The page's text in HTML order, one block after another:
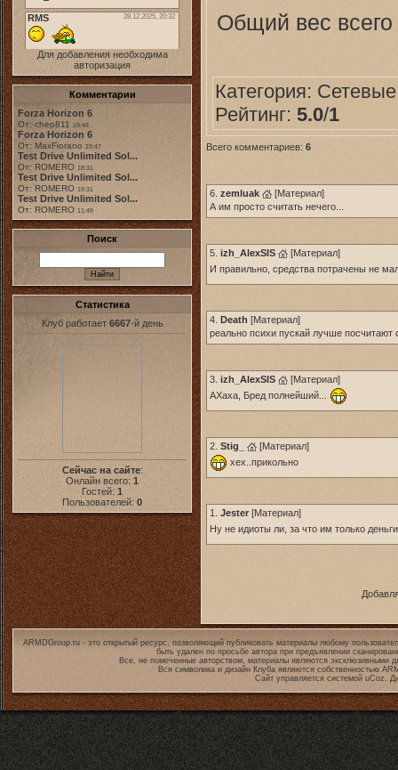
Для добавления необходима
авторизация
Комментарии
Forza Horizon 6
От: chep811 19:48
Forza Horizon 6
От: MaxFiorano 23:47
Test Drive Unlimited Sol...
От: ROMERO 18:31
Test Drive Unlimited Sol...
От: ROMERO 19:31
Test Drive Unlimited Sol...
От: ROMERO 11:49
Поиск
Статистика
Клуб работает 6667-й день
Сейчас на сайте:
Онлайн всего: 1
Гостей: 1
Пользователей: 0
Общий вес всего
Категория:
Рейтинг: 5.0/1
Всего комментариев: 6
6. zemluak [Материал]
А им просто считать нечего...
5. izh_AlexSIS [Материал]
И правильно, средства потрачены не
4. Death [Материал]
реально психи пускай лучше посчитают
3. izh_AlexSIS [Материал]
АХаха, Бред полнейший...
2. Stig_ [Материал]
хех..прикольно
1. Jester [Материал]
Ну не идиоты ли, за что им только
ARMDGroup.ru - это открытый ресурс, позволяющий публиковать материалы любому
быть удален по просьбе автора при предъявлении
Все, не помеченные авторством, материалы являются эксклюзивными
Вся символика и дизайн Клуба являются собственностью
Сайт управляется системой uCoz.